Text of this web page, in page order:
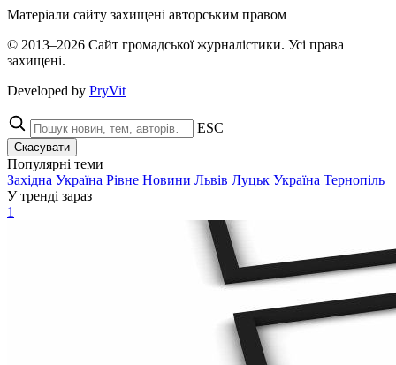
Матеріали сайту захищені авторським правом
© 2013–2026 Сайт громадської журналістики. Усі права
захищені.
Developed by PryVit
ESC
Скасувати
Популярні теми
Західна Україна Рівне Новини Львів Луцьк Україна Тернопіль
У тренді зараз
1